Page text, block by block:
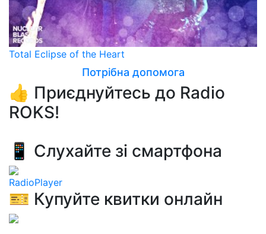
Total Eclipse of the Heart
Потрібна допомога
👍 Приєднуйтесь до Radio
ROKS!
📱 Слухайте зі смартфона
RadioPlayer
🎫 Купуйте квитки онлайн